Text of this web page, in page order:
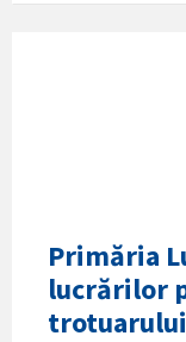
Primăria
lucrărilor